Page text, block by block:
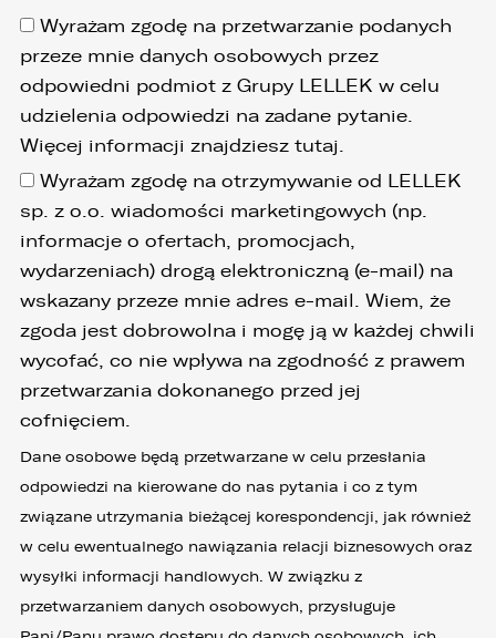
Wyrażam zgodę na przetwarzanie podanych
przeze mnie danych osobowych przez
odpowiedni podmiot z Grupy LELLEK w celu
udzielenia odpowiedzi na zadane pytanie.
Więcej informacji znajdziesz tutaj.
Wyrażam zgodę na otrzymywanie od LELLEK
sp. z o.o. wiadomości marketingowych (np.
informacje o ofertach, promocjach,
wydarzeniach) drogą elektroniczną (e-mail) na
wskazany przeze mnie adres e-mail. Wiem, że
zgoda jest dobrowolna i mogę ją w każdej chwili
wycofać, co nie wpływa na zgodność z prawem
przetwarzania dokonanego przed jej
cofnięciem.
Dane osobowe będą przetwarzane w celu przesłania
odpowiedzi na kierowane do nas pytania i co z tym
związane utrzymania bieżącej korespondencji, jak również
w celu ewentualnego nawiązania relacji biznesowych oraz
wysyłki informacji handlowych. W związku z
przetwarzaniem danych osobowych, przysługuje